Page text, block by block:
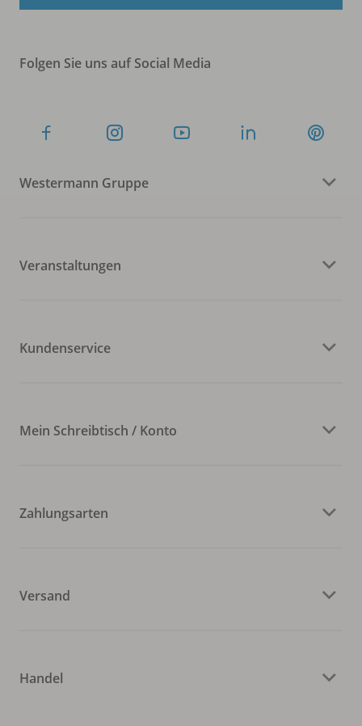
Folgen Sie uns auf Social Media
Westermann Gruppe
Veranstaltungen
Kundenservice
Mein Schreibtisch / Konto
Zahlungsarten
Versand
Handel